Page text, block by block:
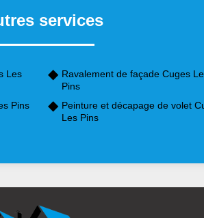
services
Les
Pins
Ravalement de façade Cuges
Pins
Peinture et décapage de volet
Les Pins